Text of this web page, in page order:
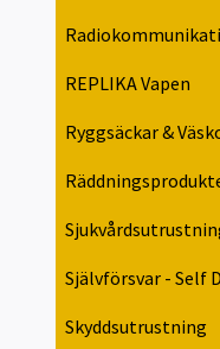
REPLIKA Vapen
Ryggsäckar &
Självförsvar - Self
Skyddsutrustning